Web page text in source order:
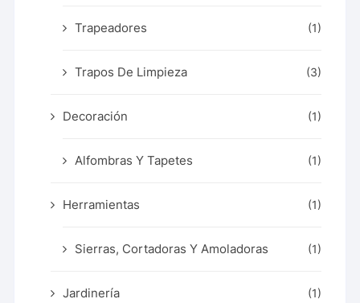
Trapeadores (1)
Trapos De Limpieza (3)
Decoración (1)
Alfombras Y Tapetes (1)
Herramientas (1)
Sierras, Cortadoras Y Amoladoras (1)
Jardinería (1)